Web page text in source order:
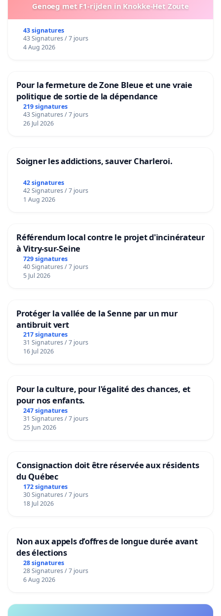
Genoeg met F1-rijden in Knokke-Het Zoute
43 signatures
43 Signatures / 7 jours
4 Aug 2026
Pour la fermeture de Zone Bleue et une vraie
politique de sortie de la dépendance
219 signatures
43 Signatures / 7 jours
26 Jul 2026
Soigner les addictions, sauver Charleroi.
42 signatures
42 Signatures / 7 jours
1 Aug 2026
Référendum local contre le projet d'incinérateur
à Vitry-sur-Seine
729 signatures
40 Signatures / 7 jours
5 Jul 2026
Protéger la vallée de la Senne par un mur
antibruit vert
217 signatures
31 Signatures / 7 jours
16 Jul 2026
Pour la culture, pour l'égalité des chances, et
pour nos enfants.
247 signatures
31 Signatures / 7 jours
25 Jun 2026
Consignaction doit être réservée aux résidents
du Québec
172 signatures
30 Signatures / 7 jours
18 Jul 2026
Non aux appels d’offres de longue durée avant
des élections
28 signatures
28 Signatures / 7 jours
6 Aug 2026